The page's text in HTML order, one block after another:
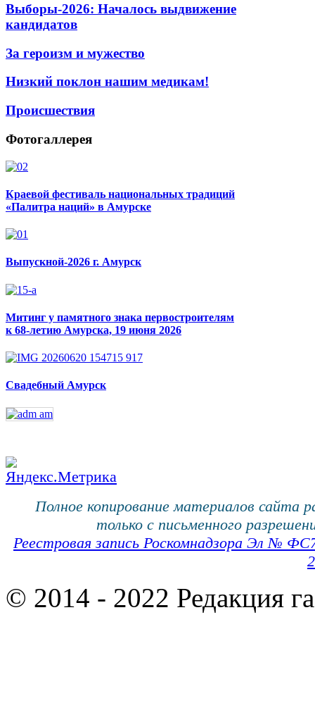
Выборы-2026: Началось выдвижение
кандидатов
За героизм и мужество
Низкий поклон нашим медикам!
Происшествия
Фотогаллерея
Краевой фестиваль национальных традиций
«Палитра наций» в Амурске
Выпускной-2026 г. Амурск
Митинг у памятного знака первостроителям
к 68-летию Амурска, 19 июня 2026
Свадебный Амурск
Полное копирование материалов сайта
только с письменного
Реестровая запись Роскомнадзора Эл №
© 2014 - 2022 Редакция